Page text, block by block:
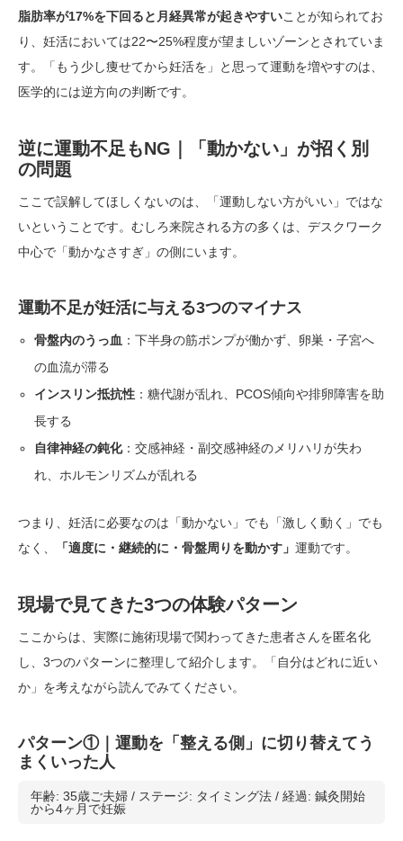
脂肪率が17%を下回ると月経異常が起きやすいことが知られてお
り、妊活においては22〜25%程度が望ましいゾーンとされていま
す。「もう少し痩せてから妊活を」と思って運動を増やすのは、
医学的には逆方向の判断です。
逆に運動不足もNG｜「動かない」が招く別
の問題
ここで誤解してほしくないのは、「運動しない方がいい」ではな
いということです。むしろ来院される方の多くは、デスクワーク
中心で「動かなさすぎ」の側にいます。
運動不足が妊活に与える3つのマイナス
骨盤内のうっ血 ：下半身の筋ポンプが働かず、卵巣・子宮へ
の血流が滞る
インスリン抵抗性 ：糖代謝が乱れ、PCOS傾向や排卵障害を助
長する
自律神経の鈍化：交感神経・副交感神経のメリハリが失わ
れ、ホルモンリズムが乱れる
つまり、妊活に必要なのは「動かない」でも「激しく動く」でも
なく、
「適度に・継続的に・骨盤周りを動かす」 運動です。
現場で見てきた3つの体験パターン
ここからは、実際に施術現場で関わってきた患者さんを匿名化
し、3つのパターンに整理して紹介します。「自分はどれに近い
か」を考えながら読んでみてください。
パターン①｜運動を「整える側」に切り替えてう
まくいった人
年齢: 35歳ご夫婦 / ステージ: タイミング法 / 経過: 鍼灸開始
から4ヶ月で妊娠